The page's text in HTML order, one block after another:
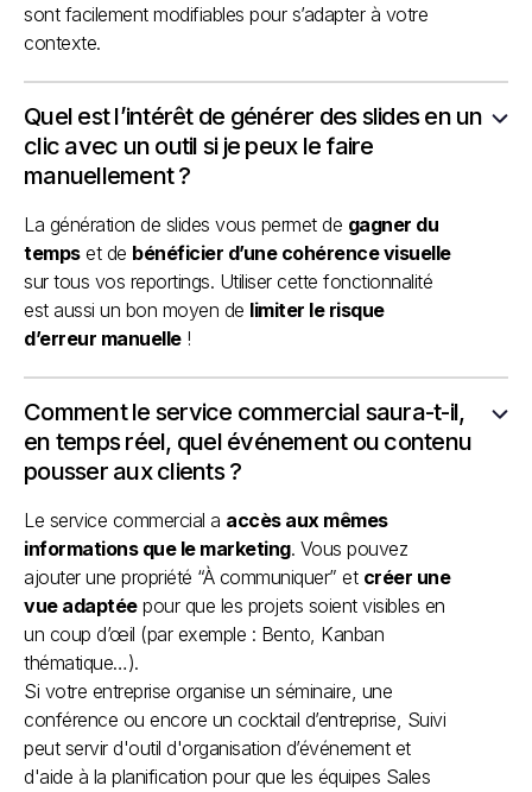
sont facilement modifiables pour s’adapter à votre
contexte.
Quel est l’intérêt de générer des slides en un
clic avec un outil si je peux le faire
manuellement ?
La génération de slides vous permet de gagner du
tempset de bénéficier d’une cohérence visuelle
sur tous vos reportings. Utiliser cette fonctionnalité
est aussi un bon moyen de limiter le risque
d’erreur manuelle!
Comment le service commercial saura-t-il,
en temps réel, quel événement ou contenu
pousser aux clients ?
Le service commercial a accès aux mêmes
informations que le marketing. Vous pouvez
ajouter une propriété “À communiquer” et créer une
vue adaptéepour que les projets soient visibles en
un coup d’œil (par exemple : Bento, Kanban
thématique…).
Si votre entreprise organise un séminaire, une
conférence ou encore un cocktail d’entreprise, Suivi
peut servir d'outil d'organisation d’événement et
d'aide à la planification pour que les équipes Sales